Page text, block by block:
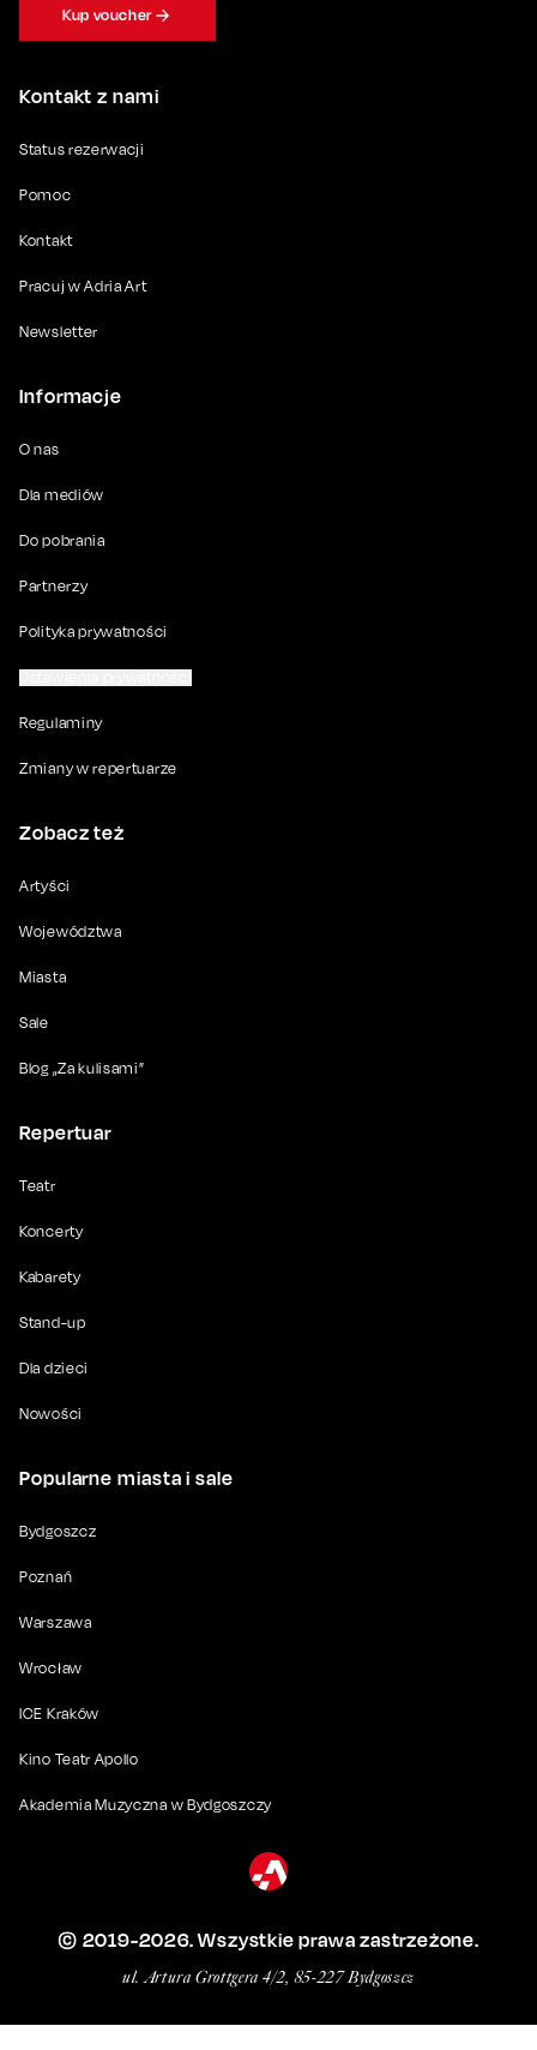
Kontakt z nami
Status rezerwacji
Pomoc
Kontakt
Pracuj w Adria Art
Newsletter
Informacje
O nas
Dla mediów
Do pobrania
Partnerzy
Polityka prywatności
Regulaminy
Zmiany w repertuarze
Zobacz też
Artyści
Województwa
Miasta
Sale
Blog „Za kulisami”
Repertuar
Teatr
Koncerty
Kabarety
Stand-up
Dla dzieci
Nowości
Popularne miasta i sale
Bydgoszcz
Poznań
Warszawa
Wrocław
ICE Kraków
Kino Teatr Apollo
Akademia Muzyczna w Bydgoszczy
Kup voucher
© 2019-2026. Wszystkie prawa zastrzeżone.
ul. Artura Grottgera 4/2, 85-227 Bydgoszcz